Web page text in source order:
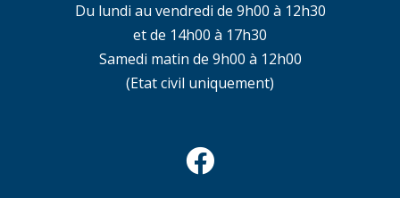
Du lundi au vendredi de 9h00 à 12h30
et de 14h00 à 17h30
Samedi matin de 9h00 à 12h00
(Etat civil uniquement)